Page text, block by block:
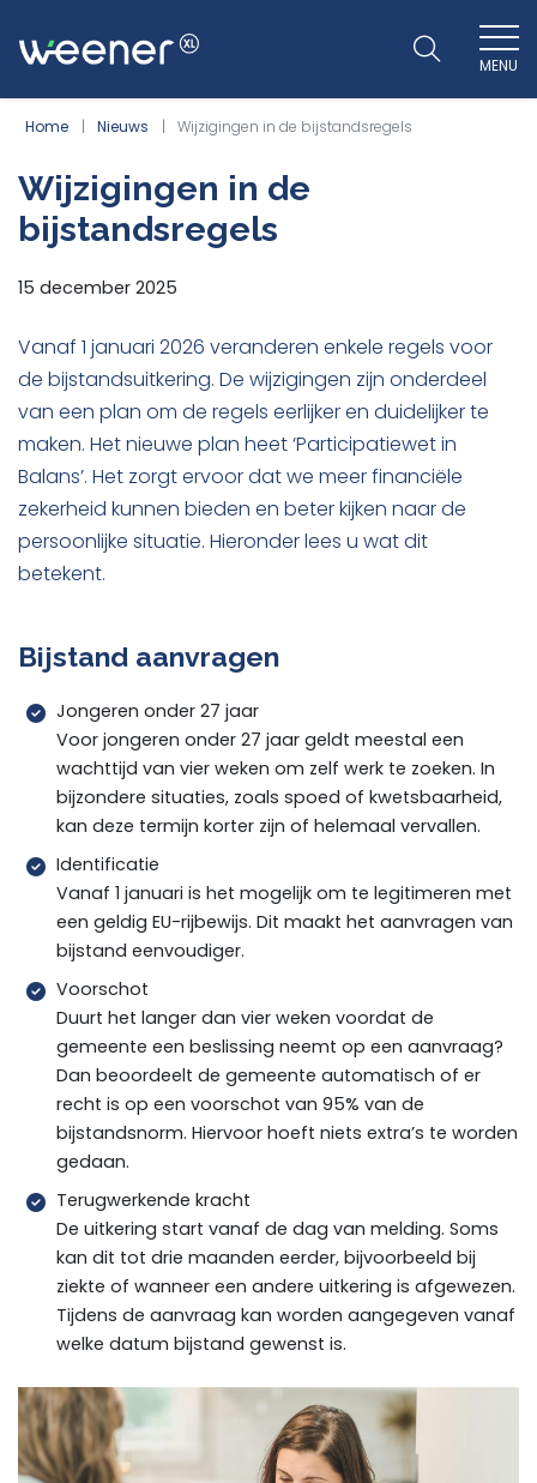
WEENER XL
MENU
Home Nieuws Wijzigingen in de bijstandsregels
Wijzigingen in de
bijstandsregels
15 december 2025
Vanaf 1 januari 2026 veranderen enkele regels voor
de bijstandsuitkering. De wijzigingen zijn onderdeel
van een plan om de regels eerlijker en duidelijker te
maken. Het nieuwe plan heet ‘Participatiewet in
Balans’. Het zorgt ervoor dat we meer financiële
zekerheid kunnen bieden en beter kijken naar de
persoonlijke situatie. Hieronder lees u wat dit
betekent.
Bijstand aanvragen
Jongeren onder 27 jaar
Voor jongeren onder 27 jaar geldt meestal een
wachttijd van vier weken om zelf werk te zoeken. In
bijzondere situaties, zoals spoed of kwetsbaarheid,
kan deze termijn korter zijn of helemaal vervallen.
Identificatie
Vanaf 1 januari is het mogelijk om te legitimeren met
een geldig EU-rijbewijs. Dit maakt het aanvragen van
bijstand eenvoudiger.
Voorschot
Duurt het langer dan vier weken voordat de
gemeente een beslissing neemt op een aanvraag?
Dan beoordeelt de gemeente automatisch of er
recht is op een voorschot van 95% van de
bijstandsnorm. Hiervoor hoeft niets extra’s te worden
gedaan.
Terugwerkende kracht
De uitkering start vanaf de dag van melding. Soms
kan dit tot drie maanden eerder, bijvoorbeeld bij
ziekte of wanneer een andere uitkering is afgewezen.
Tijdens de aanvraag kan worden aangegeven vanaf
welke datum bijstand gewenst is.